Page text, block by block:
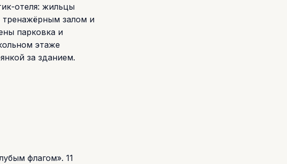
отеля: жильцы
тренажёрным залом и
парковка и
этаже
за зданием.
флагом». 11